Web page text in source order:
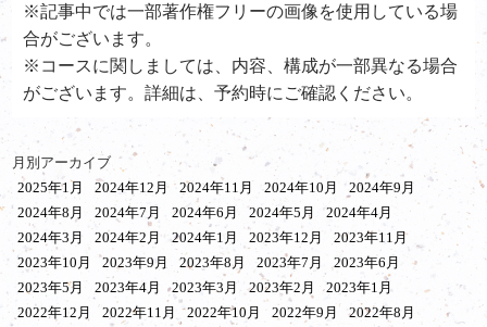
※記事中では一部著作権フリーの画像を使用している場
合がございます。
※コースに関しましては、内容、構成が一部異なる場合
がございます。詳細は、予約時にご確認ください。
月別アーカイブ
2025年1月
2024年12月 2024年11月 2024年10月
2024年9月
2024年8月
2024年7月 2024年6月 2024年5月
2024年4月
2024年3月
2024年2月 2024年1月 2023年12月
2023年11月
2023年10月
2023年9月 2023年8月 2023年7月
2023年6月
2023年5月
2023年4月 2023年3月 2023年2月
2023年1月
2022年12月
2022年11月 2022年10月 2022年9月
2022年8月